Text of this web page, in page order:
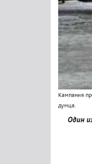
Кампания
думца.
Один